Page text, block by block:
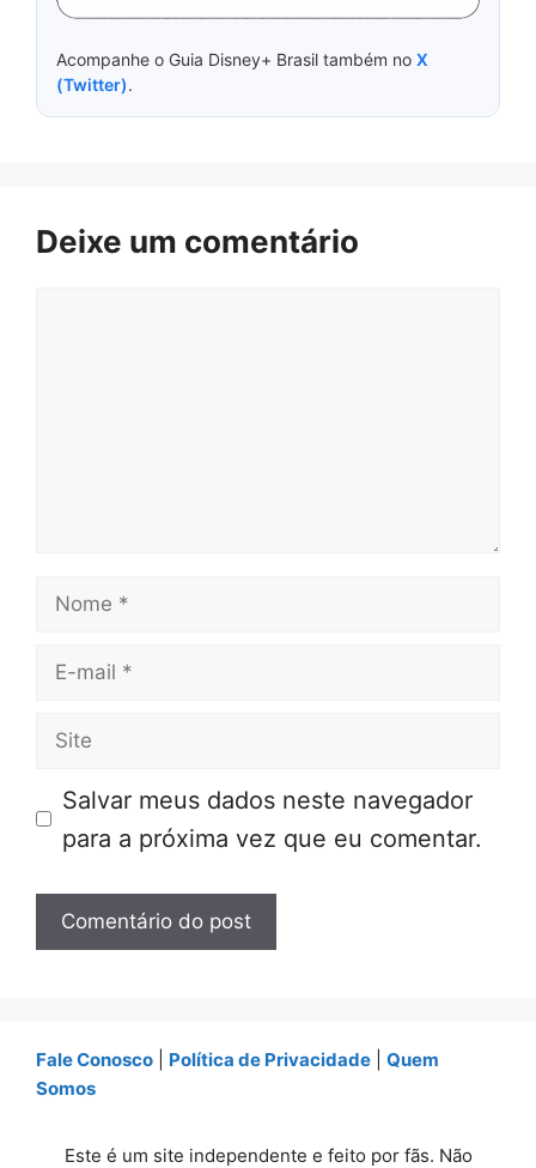
Acompanhe o Guia Disney+ Brasil também no X
(Twitter).
Deixe um comentário
Nome
E-
Site
Salvar meus dados neste navegador
para a próxima vez que eu comentar.
Fale Conosco Política de Privacidade
Quem
Somos
Este é um site independente e feito por fãs. Não